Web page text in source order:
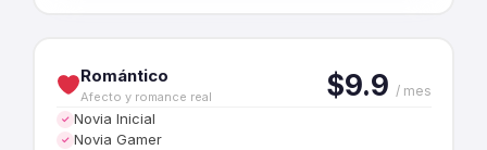
Romántico
Afecto y romance real $9.9 / mes
✓ Novia Inicial
✓ Novia Gamer